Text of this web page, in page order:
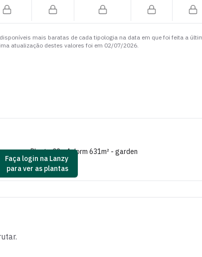
mais baratas de cada tipologia na data em que foi feita a
atualização destes valores foi em 02/07/2026.
Planta 02 - 4 dorm 631m² - garden
Faça login na Lanzy
para ver as plantas